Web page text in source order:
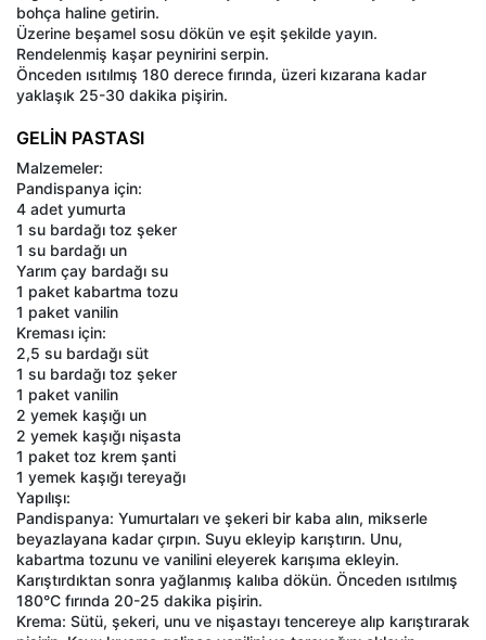
bohça haline getirin.
Üzerine beşamel sosu dökün ve eşit şekilde yayın.
Rendelenmiş kaşar peynirini serpin.
Önceden ısıtılmış 180 derece fırında, üzeri kızarana kadar
yaklaşık 25-30 dakika pişirin.
GELİN PASTASI
Malzemeler:
Pandispanya için:
4 adet yumurta
1 su bardağı toz şeker
1 su bardağı un
Yarım çay bardağı su
1 paket kabartma tozu
1 paket vanilin
Kreması için:
2,5 su bardağı süt
1 su bardağı toz şeker
1 paket vanilin
2 yemek kaşığı un
2 yemek kaşığı nişasta
1 paket toz krem şanti
1 yemek kaşığı tereyağı
Yapılışı:
Pandispanya: Yumurtaları ve şekeri bir kaba alın, mikserle
beyazlayana kadar çırpın. Suyu ekleyip karıştırın. Unu,
kabartma tozunu ve vanilini eleyerek karışıma ekleyin.
Karıştırdıktan sonra yağlanmış kalıba dökün. Önceden ısıtılmış
180°C fırında 20-25 dakika pişirin.
Krema: Sütü, şekeri, unu ve nişastayı tencereye alıp karıştırarak